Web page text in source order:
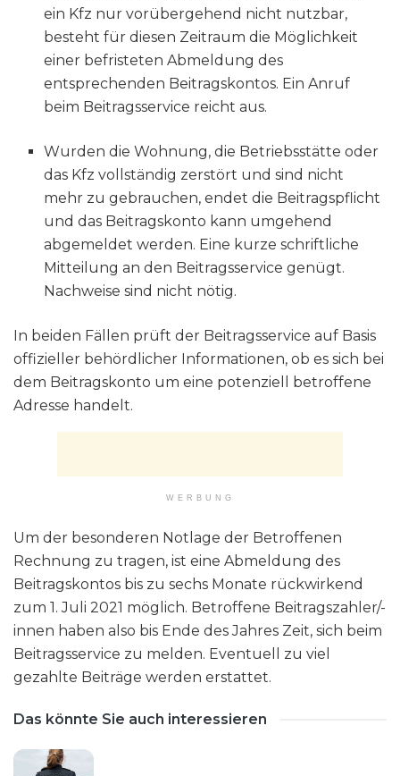
ein Kfz nur vorübergehend nicht nutzbar,
besteht für diesen Zeitraum die Möglichkeit
einer befristeten Abmeldung des
entsprechenden Beitragskontos. Ein Anruf
beim Beitragsservice reicht aus.
Wurden die Wohnung, die Betriebsstätte oder
das Kfz vollständig zerstört und sind nicht
mehr zu gebrauchen, endet die Beitragspflicht
und das Beitragskonto kann umgehend
abgemeldet werden. Eine kurze schriftliche
Mitteilung an den Beitragsservice genügt.
Nachweise sind nicht nötig.
In beiden Fällen prüft der Beitragsservice auf Basis
offizieller behördlicher Informationen, ob es sich bei
dem Beitragskonto um eine potenziell betroffene
Adresse handelt.
WERBUNG
Um der besonderen Notlage der Betroffenen
Rechnung zu tragen, ist eine Abmeldung des
Beitragskontos bis zu sechs Monate rückwirkend
zum 1. Juli 2021 möglich. Betroffene Beitragszahler/-
innen haben also bis Ende des Jahres Zeit, sich beim
Beitragsservice zu melden. Eventuell zu viel
gezahlte Beiträge werden erstattet.
Das könnte Sie auch interessieren